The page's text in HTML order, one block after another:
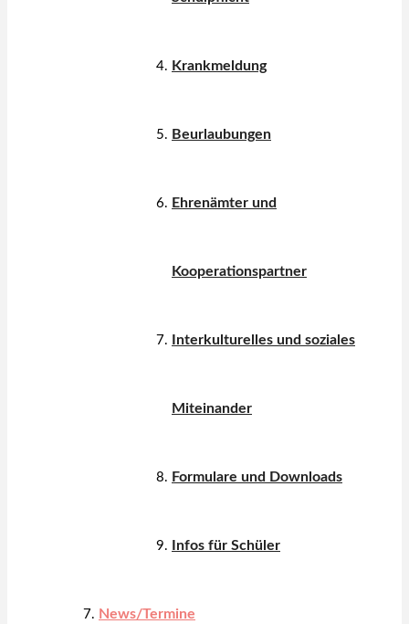
Krankmeldung
Beurlaubungen
Ehrenämter und
Kooperationspartner
Interkulturelles und soziales
Miteinander
Formulare und Downloads
Infos für Schüler
News/Termine